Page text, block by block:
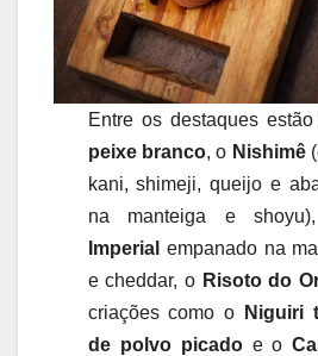
Entre os destaques
peixe branco, o Nishimê
kani, shimeji, queijo e
na manteiga e
Imperial empanado na
e cheddar, o Risoto do
criações como o
Niguiri
de polvo picadoe o